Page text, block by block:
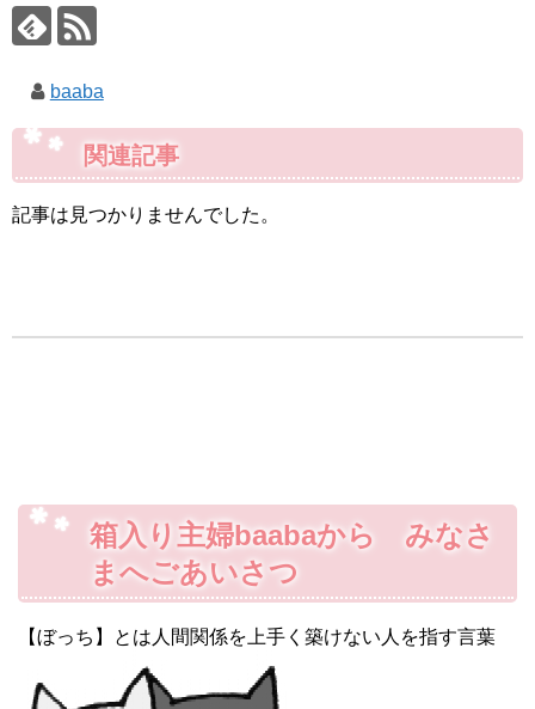
baaba
関連記事
記事は見つかりませんでした。
箱入り主婦baabaから みなさ
まへごあいさつ
【ぼっち】とは人間関係を上手く築けない人を指す言葉